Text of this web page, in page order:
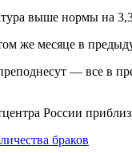
выше нормы на
же месяце в
— все в
России
браков